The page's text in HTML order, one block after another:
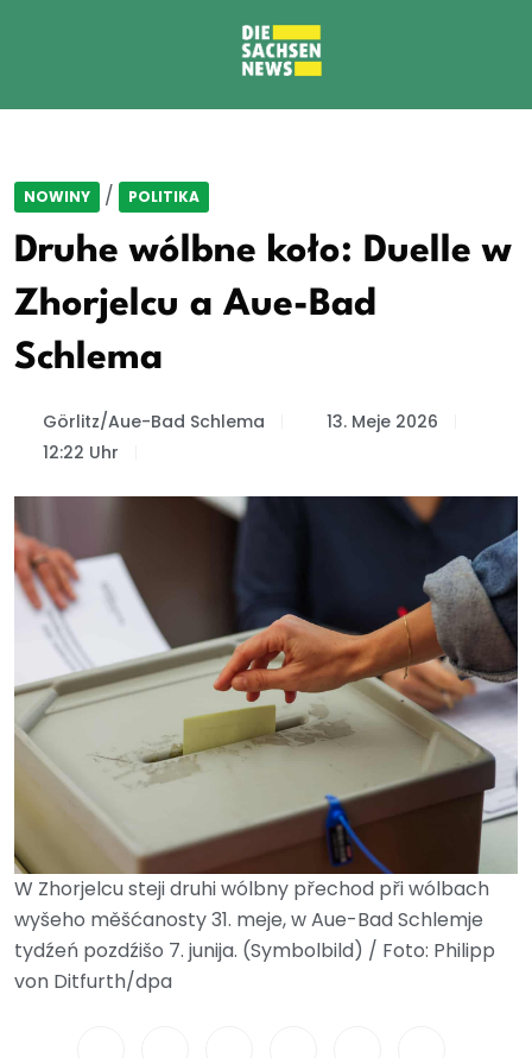
NOWINY / POLITIKA
Druhe wólbne koło: Duelle w
Zhorjelcu a Aue-Bad
Schlema
Görlitz/Aue-Bad Schlema
13. Meje 2026
12:22 Uhr
W Zhorjelcu steji druhi wólbny přechod při wólbach
wyšeho měšćanosty 31. meje, w Aue-Bad Schlemje
tydźeń pozdźišo 7. junija. (Symbolbild) / Foto: Philipp
von Ditfurth/dpa